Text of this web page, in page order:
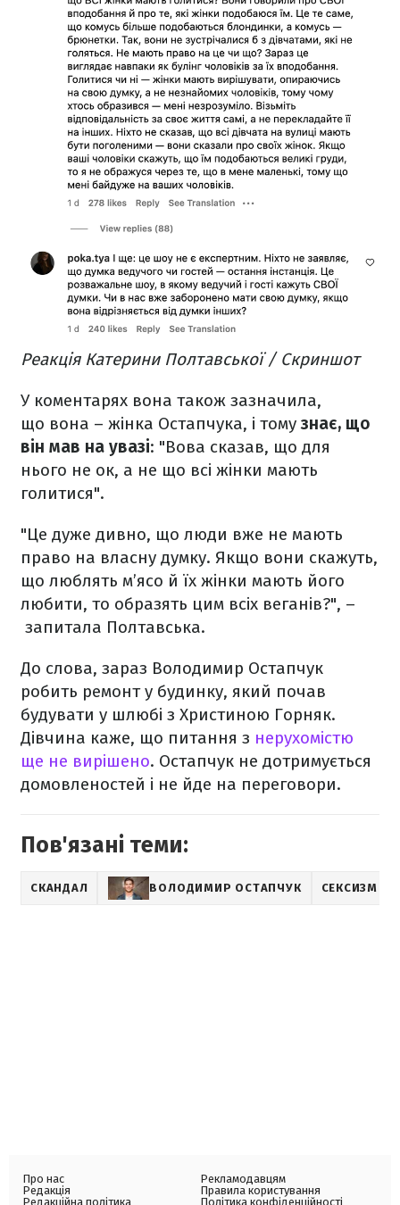
Реакція Катерини Полтавської / Скриншот
У коментарях вона також зазначила,
що вона – жінка Остапчука, і томузнає, що
він мав на увазі: "Вова сказав, що для
нього не ок, а не що всі жінки мають
голитися".
"Це дуже дивно, що люди вже не мають
право на власну думку. Якщо вони скажуть,
що люблять м’ясо й їх жінки мають його
любити, то образять цим всіх веганів?", –
запитала Полтавська.
До слова, зараз Володимир Остапчук
робить ремонт у будинку, який почав
будувати у шлюбі з Христиною Горняк.
Дівчина каже, що питання з нерухомістю
ще не вирішено. Остапчук не дотримується
домовленостей і не йде на переговори.
Пов'язані теми:
СКАНДАЛ ВОЛОДИМИР ОСТАПЧУК СЕКСИЗМ
Про нас
Редакція
Редакційна політика
Рекламодавцям
Правила користування
Політика конфіденційності